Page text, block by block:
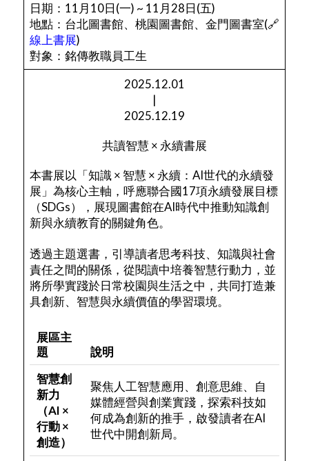
日期：11月10日(一) ~ 11月28日(五)
地點：台北圖書館、桃園圖書館、金門圖書室(🔗
線上書展)
對象：銘傳教職員工生
2025.12.01
|
2025.12.19
共讀智慧 × 永續書展
本書展以「知識 × 智慧 × 永續：AI世代的永續發
展」為核心主軸，呼應聯合國17項永續發展目標
（SDGs），展現圖書館在AI時代中推動知識創
新與永續教育的關鍵角色。
透過主題選書，引導讀者思考科技、知識與社會
責任之間的關係，從閱讀中培養智慧行動力，並
將所學實踐於日常校園與生活之中，共同打造兼
具創新、智慧與永續價值的學習環境。
展區主
題
說明
智慧創
新力
（AI ×
行動 ×
創造）
聚焦人工智慧應用、創意思維、自
媒體經營與創業實踐，探索科技如
何成為創新的推手，啟發讀者在AI
世代中開創新局。